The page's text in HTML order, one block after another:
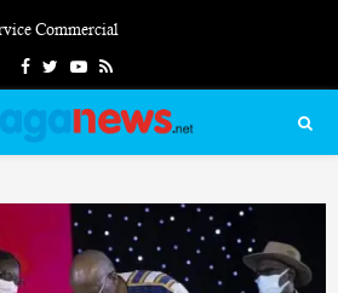
Commercial
FacebookTwitterYoutube
Rss